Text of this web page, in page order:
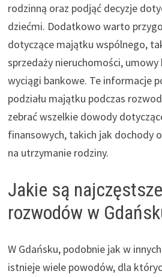
rodzinną oraz podjąć decyzje
dziećmi. Dodatkowo warto
dotyczące majątku wspólnego,
sprzedaży nieruchomości,
wyciągi bankowe. Te informacje
podziału majątku podczas
zebrać wszelkie dowody
finansowych, takich jak dochody
na utrzymanie rodziny.
Jakie są
rozwodów w
W Gdańsku, podobnie jak w
istnieje wiele powodów, dla